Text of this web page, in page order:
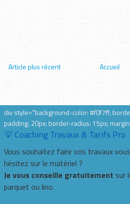
Article plus récent Accueil
div style="background-color: #f0f7ff;
padding: 20px; border-radius: 15px;
💡 Coaching Travaux & Tarifs Pro
Vous souhaitez faire vos travaux
hésitez sur le matériel ?
Je vous conseille gratuitement sur
parquet ou lino.